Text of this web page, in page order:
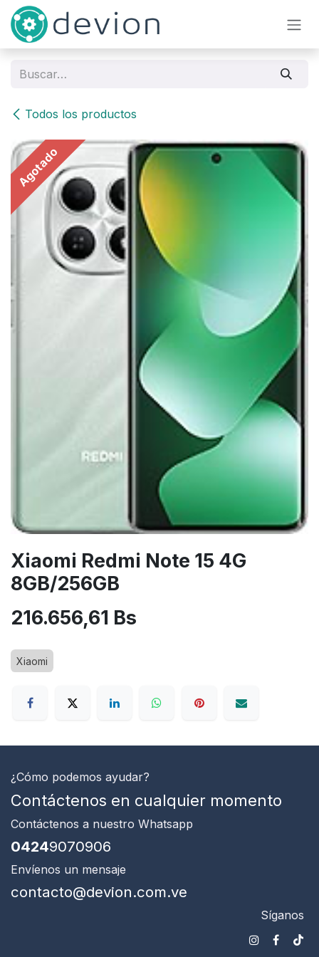
Ir al contenido
Todos los productos
Agotado
Xiaomi Redmi Note 15 4G
8GB/256GB
216.656,61 Bs
Xiaomi
¿Cómo podemos ayudar?
Contáctenos en cualquier momento
Contáctenos a nuestro Whatsapp
04249070906
Envíenos un mensaje
contacto@devion.com.ve
Síganos